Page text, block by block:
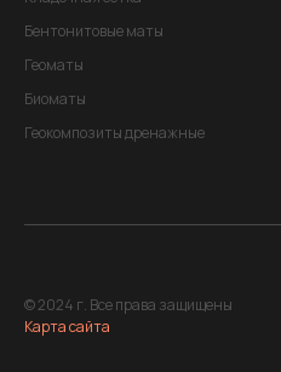
Бентонитовые маты
Геоматы
Биоматы
Геокомпозиты дренажные
© 2024 г. Все права защищены
Карта сайта